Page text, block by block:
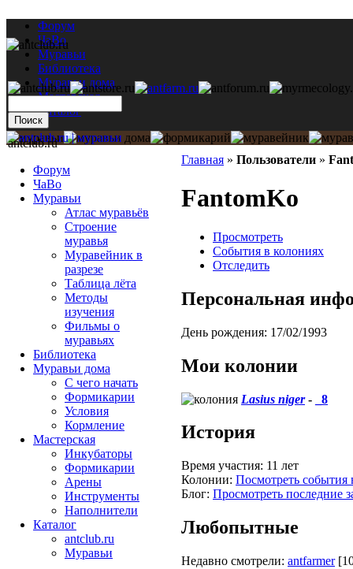
Форум
ЧаВо
Муравьи
Библиотека
Муравьи дома
Мастерская
Каталог
Главная » Пользователи »
FantomKo
Просмотреть
События в колониях
Отследить
Персональная
День рождения: 17/02/1993
Мои колонии
Lasius niger- _8
История
Время участия: 11 лет
Колонии: Посмотреть события
Блог: Просмотреть последние
Любопытные
Недавно смотрели: antfarmer
antclub.ru
Форум
ЧаВо
Муравьи
Атлас муравьёв
Строение
муравья
Муравейник в
разрезе
Таблица лёта
Методы
изучения
Фильмы о
муравьях
Библиотека
Муравьи дома
С чего начать
Формикарии
Условия
Кормление
Мастерская
Инкубаторы
Формикарии
Арены
Инструменты
Наполнители
Каталог
antclub.ru
Муравьи